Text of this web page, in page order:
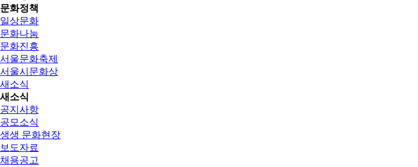
문화정책
일상문화
문화나눔
문화진흥
서울문화축제
서울시문화상
새소식
새소식
공지사항
공모소식
생생 문화현장
보도자료
채용공고